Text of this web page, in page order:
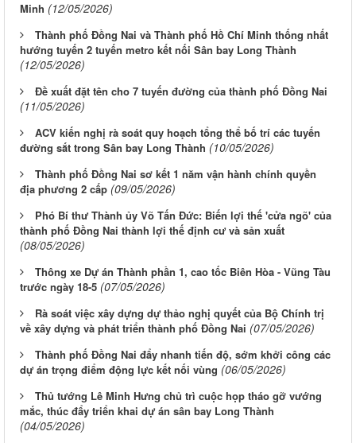
Minh (12/05/2026)
Thành phố Đồng Nai và Thành phố Hồ Chí Minh thống nhất
hướng tuyến 2 tuyến metro kết nối Sân bay Long Thành
(12/05/2026)
Đề xuất đặt tên cho 7 tuyến đường của thành phố Đồng Nai
(11/05/2026)
ACV kiến nghị rà soát quy hoạch tổng thể bố trí các tuyến
đường sắt trong Sân bay Long Thành (10/05/2026)
Thành phố Đồng Nai sơ kết 1 năm vận hành chính quyền
địa phương 2 cấp (09/05/2026)
Phó Bí thư Thành ủy Võ Tấn Đức: Biến lợi thế 'cửa ngõ' của
thành phố Đồng Nai thành lợi thế định cư và sản xuất
(08/05/2026)
Thông xe Dự án Thành phần 1, cao tốc Biên Hòa - Vũng Tàu
trước ngày 18-5 (07/05/2026)
Rà soát việc xây dựng dự thảo nghị quyết của Bộ Chính trị
về xây dựng và phát triển thành phố Đồng Nai (07/05/2026)
Thành phố Đồng Nai đẩy nhanh tiến độ, sớm khởi công các
dự án trọng điểm động lực kết nối vùng (06/05/2026)
Thủ tướng Lê Minh Hưng chủ trì cuộc họp tháo gỡ vướng
mắc, thúc đẩy triển khai dự án sân bay Long Thành
(04/05/2026)